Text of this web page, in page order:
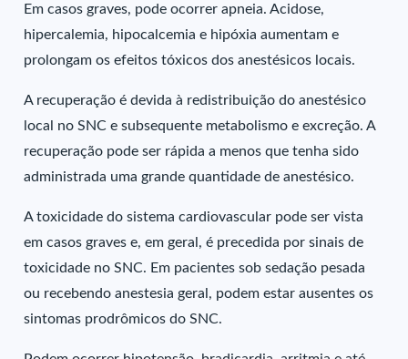
Em casos graves, pode ocorrer apneia. Acidose,
hipercalemia, hipocalcemia e hipóxia aumentam e
prolongam os efeitos tóxicos dos anestésicos locais.
A recuperação é devida à redistribuição do anestésico
local no SNC e subsequente metabolismo e excreção. A
recuperação pode ser rápida a menos que tenha sido
administrada uma grande quantidade de anestésico.
A toxicidade do sistema cardiovascular pode ser vista
em casos graves e, em geral, é precedida por sinais de
toxicidade no SNC. Em pacientes sob sedação pesada
ou recebendo anestesia geral, podem estar ausentes os
sintomas prodrômicos do SNC.